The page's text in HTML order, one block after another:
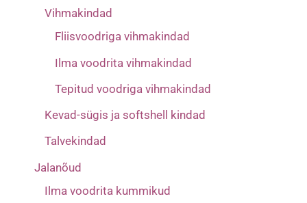
Vihmakindad
Fliisvoodriga vihmakindad
Ilma voodrita vihmakindad
Tepitud voodriga vihmakindad
Kevad-sügis ja softshell kindad
Talvekindad
Jalanõud
Ilma voodrita kummikud